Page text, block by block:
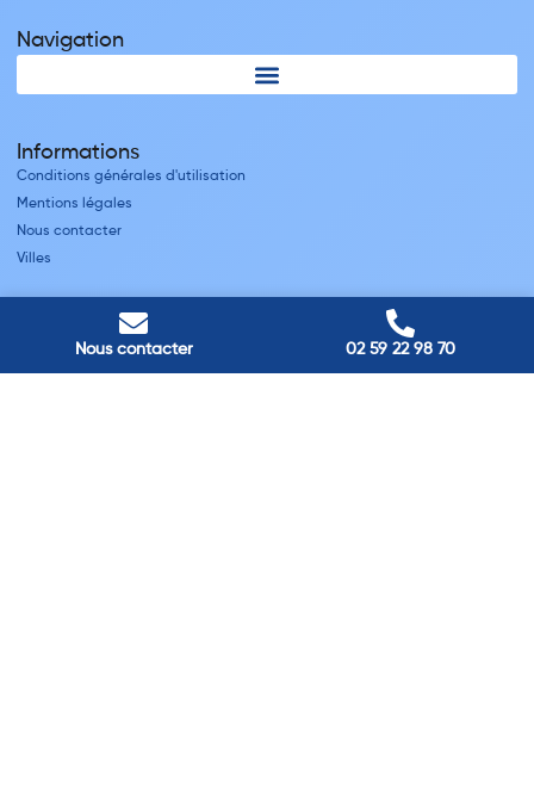
Nous contacter 02 59 22 98 70
Navigation
Informations
Conditions générales d'utilisation
Mentions légales
Nous contacter
Villes
Nos adresses
Louviers